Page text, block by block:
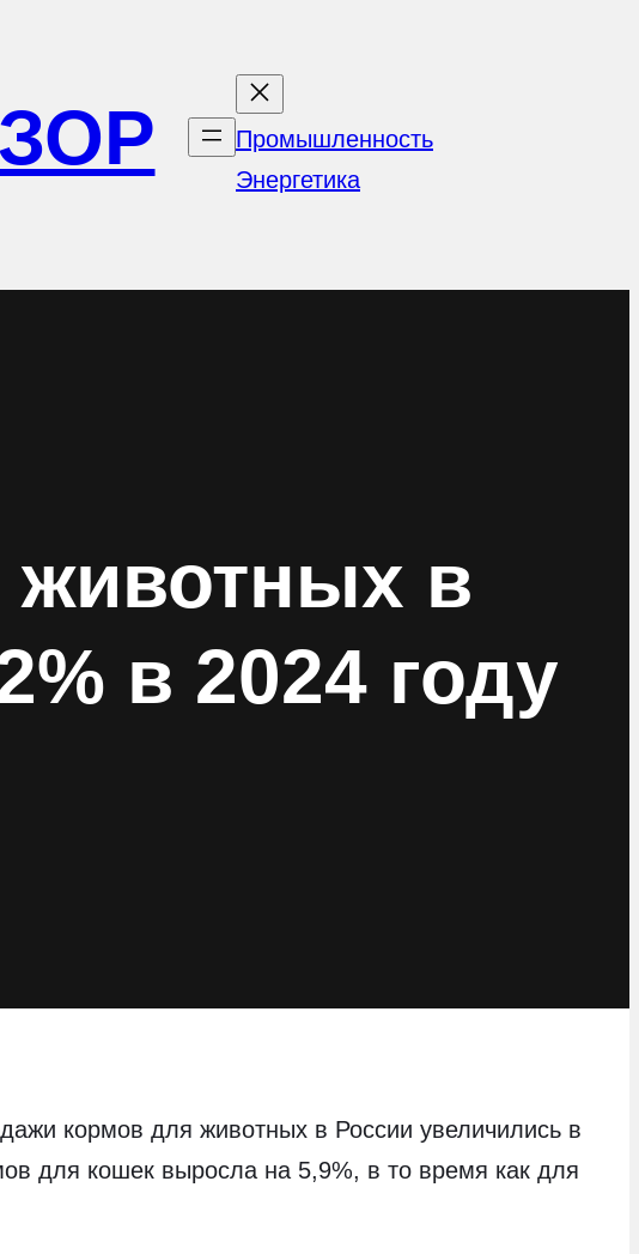
Промышленность
Энергетика
в
в 2024 году
кормов для животных в России увеличились в
для кошек выросла на 5,9%, в то время как для